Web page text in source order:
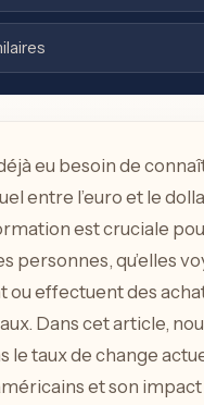
eu besoin de
entre l’euro et le
est cruciale
personnes, qu’elles
ou effectuent des
Dans cet article,
le taux de change
et son